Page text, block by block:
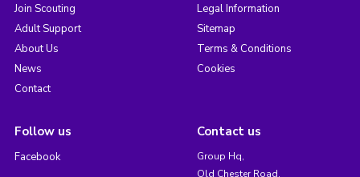
Join Scouting
Adult Support
About Us
News
Contact
Legal Information
Sitemap
Terms & Conditions
Cookies
Follow us
Facebook
Contact us
Group Hq,
Old Chester Road,